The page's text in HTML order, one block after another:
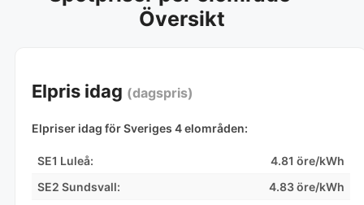
Översikt
Elpris idag (dagspris)
Elpriser idag för Sveriges 4 elområden:
SE1 Luleå:
4.81 öre/kWh
SE2 Sundsvall:
4.83 öre/kWh